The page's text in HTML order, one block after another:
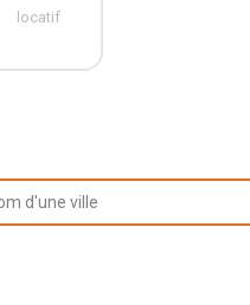
locatif
list, press Down to open the
d'une ville